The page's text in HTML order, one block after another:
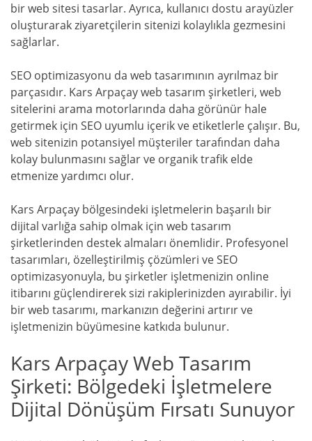
bir web sitesi tasarlar. Ayrıca, kullanıcı dostu arayüzler
oluşturarak ziyaretçilerin sitenizi kolaylıkla gezmesini
sağlarlar.
SEO optimizasyonu da web tasarımının ayrılmaz bir
parçasıdır. Kars Arpaçay web tasarım şirketleri, web
sitelerini arama motorlarında daha görünür hale
getirmek için SEO uyumlu içerik ve etiketlerle çalışır. Bu,
web sitenizin potansiyel müşteriler tarafından daha
kolay bulunmasını sağlar ve organik trafik elde
etmenize yardımcı olur.
Kars Arpaçay bölgesindeki işletmelerin başarılı bir
dijital varlığa sahip olmak için web tasarım
şirketlerinden destek almaları önemlidir. Profesyonel
tasarımları, özelleştirilmiş çözümleri ve SEO
optimizasyonuyla, bu şirketler işletmenizin online
itibarını güçlendirerek sizi rakiplerinizden ayırabilir. İyi
bir web tasarımı, markanızın değerini artırır ve
işletmenizin büyümesine katkıda bulunur.
Kars Arpaçay Web Tasarım
Şirketi: Bölgedeki İşletmelere
Dijital Dönüşüm Fırsatı Sunuyor